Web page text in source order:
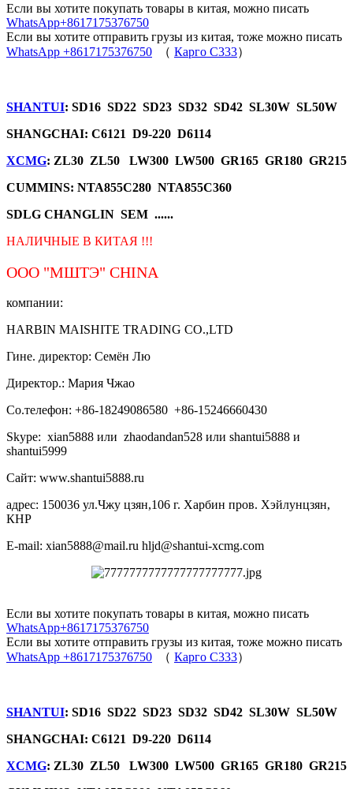
Если вы хотите покупать товары в китая, можно писать
WhatsApp+8617175376750
Если вы хотите отправить грузы из китая, тоже можно писать
WhatsApp +8617175376750 （ Карго C333）
SHANTUI: SD16 SD22 SD23 SD32 SD42 SL30W SL50W
SHANGCHAI: C6121 D9-220 D6114
XCMG: ZL30 ZL50 LW300 LW500 GR165 GR180 GR215
CUMMINS: NTA855C280 NTA855C360
SDLG CHANGLIN SEM ......
НАЛИЧНЫЕ В КИТАЯ !!!
ООО "МШТЭ" CHINA
компании:
HARBIN MAISHITE TRADING CO.,LTD
Гине. директор: Семён Лю
Директор.: Мария Чжао
Со.телефон: +86-18249086580 +86-15246660430
Skype: xian5888 или zhaodandan528 или shantui5888 и
shantui5999
Сайт: www.shantui5888.ru
адрес: 150036 ул.Чжу цзян,106 г. Харбин пров. Хэйлунцзян,
КНР
E-mail: xian5888@mail.ru hljd@shantui-xcmg.com
Если вы хотите покупать товары в китая, можно писать
WhatsApp+8617175376750
Если вы хотите отправить грузы из китая, тоже можно писать
WhatsApp +8617175376750 （ Карго C333）
SHANTUI: SD16 SD22 SD23 SD32 SD42 SL30W SL50W
SHANGCHAI: C6121 D9-220 D6114
XCMG: ZL30 ZL50 LW300 LW500 GR165 GR180 GR215